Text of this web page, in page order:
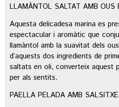
LLAMÀNTOL SALTAT AMB OUS
Aquesta delicadesa marina es
espectacular i aromàtic que
llamàntol amb la suavitat dels
d’aquests dos ingredients de
saltats en oli, converteix aquest
per als sentits.
PAELLA PELADA AMB